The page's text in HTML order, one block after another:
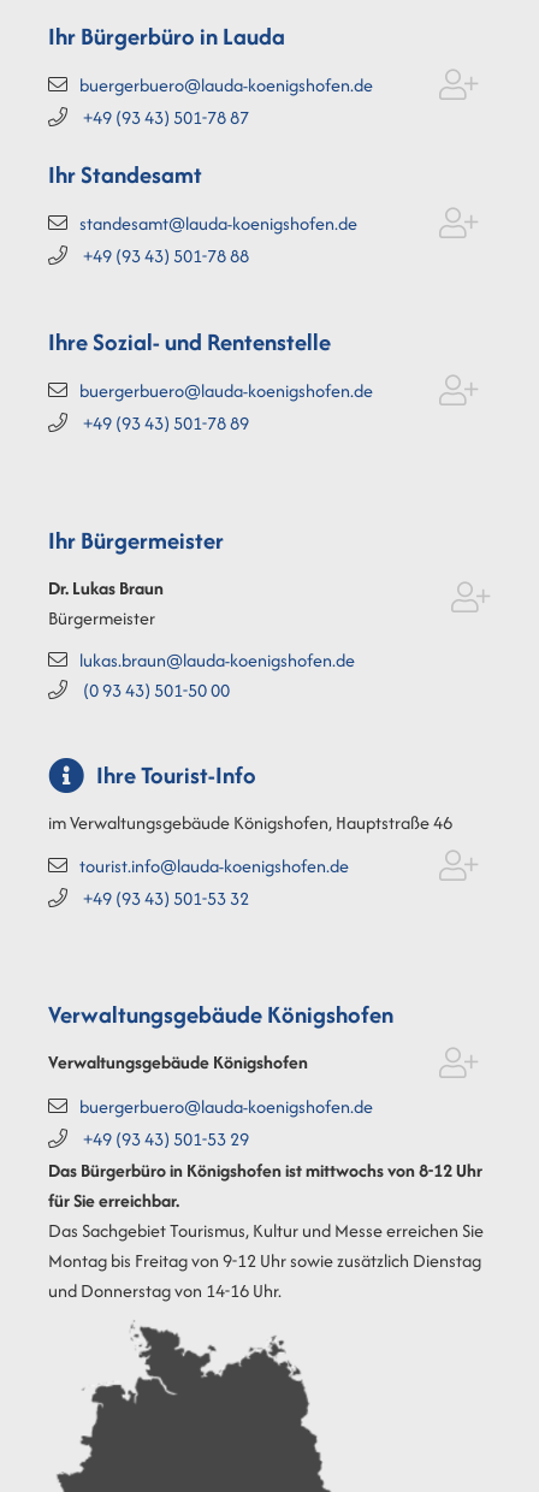
Ihr Bürgerbüro in Lauda
buergerbuero@lauda-koenigshofen.de
+49 (9343) 501-7887
Ihr Standesamt
standesamt@lauda-koenigshofen.de
+49 (9343) 501-7888
Ihre Sozial- und Rentenstelle
buergerbuero@lauda-koenigshofen.de
+49 (9343) 501-7889
Ihr Bürgermeister
Dr. LukasBraun
Bürgermeister
lukas.braun@lauda-koenigshofen.de
(09343) 501-5000
Ihre Tourist-Info
im Verwaltungsgebäude Königshofen, Hauptstraße 46
tourist.info@lauda-koenigshofen.de
+49 (9343) 501-5332
Verwaltungsgebäude Königshofen
Verwaltungsgebäude Königshofen
buergerbuero@lauda-koenigshofen.de
+49 (9343) 501-5329
Das Bürgerbüro in Königshofen ist mittwochs von 8-12 Uhr
für Sie erreichbar.
Das Sachgebiet Tourismus, Kultur und Messe erreichen Sie
Montag bis Freitag von 9-12 Uhr sowie zusätzlich Dienstag
und Donnerstag von 14-16 Uhr.